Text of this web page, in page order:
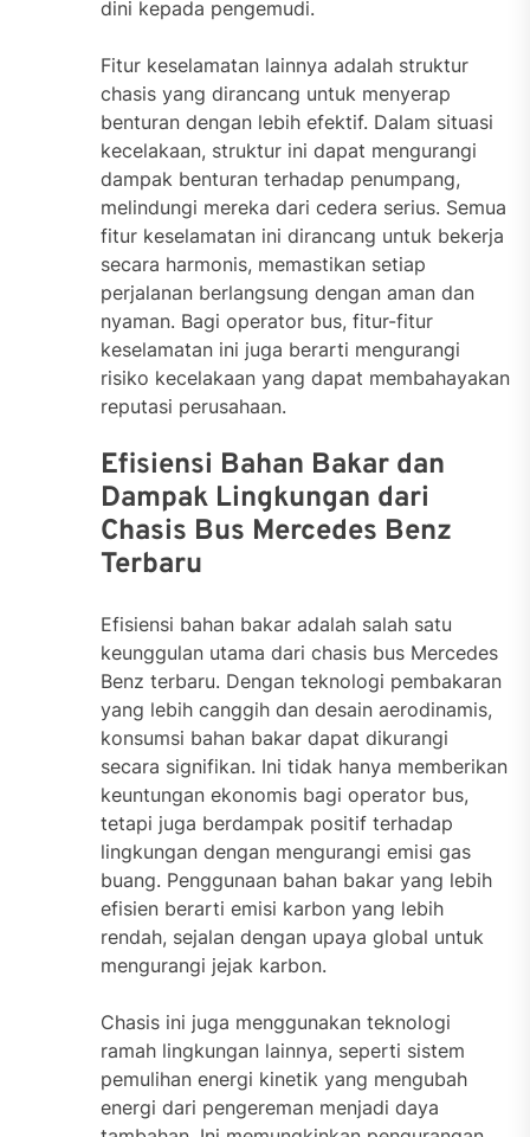
dini kepada pengemudi.
Fitur keselamatan lainnya adalah struktur
chasis yang dirancang untuk menyerap
benturan dengan lebih efektif. Dalam situasi
kecelakaan, struktur ini dapat mengurangi
dampak benturan terhadap penumpang,
melindungi mereka dari cedera serius. Semua
fitur keselamatan ini dirancang untuk bekerja
secara harmonis, memastikan setiap
perjalanan berlangsung dengan aman dan
nyaman. Bagi operator bus, fitur-fitur
keselamatan ini juga berarti mengurangi
risiko kecelakaan yang dapat membahayakan
reputasi perusahaan.
Efisiensi Bahan Bakar dan
Dampak Lingkungan dari
Chasis Bus Mercedes Benz
Terbaru
Efisiensi bahan bakar adalah salah satu
keunggulan utama dari chasis bus Mercedes
Benz terbaru. Dengan teknologi pembakaran
yang lebih canggih dan desain aerodinamis,
konsumsi bahan bakar dapat dikurangi
secara signifikan. Ini tidak hanya memberikan
keuntungan ekonomis bagi operator bus,
tetapi juga berdampak positif terhadap
lingkungan dengan mengurangi emisi gas
buang. Penggunaan bahan bakar yang lebih
efisien berarti emisi karbon yang lebih
rendah, sejalan dengan upaya global untuk
mengurangi jejak karbon.
Chasis ini juga menggunakan teknologi
ramah lingkungan lainnya, seperti sistem
pemulihan energi kinetik yang mengubah
energi dari pengereman menjadi daya